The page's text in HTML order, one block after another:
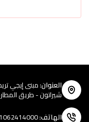
العنوان:مبنى إيجي
شيراتون - طريق
الهاتف: